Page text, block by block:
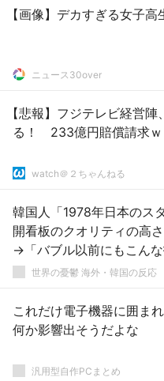
【画像】デカすぎる女子
ニュース30over
【悲報】フジテレビ経営
る！ 233億円賠償請求ｗ
watch＠２ちゃんねる
韓国人「1978年日本のス
開看板のクオリティの高さ
→「バブル以前にもこん
の反応世界の憂鬱 海外・韓国の反応
これだけ電子機器に囲ま
何か影響出そうだよな
汎用型自作PCまとめ